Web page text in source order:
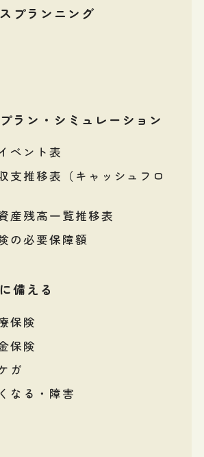
プランニング
ラン・シミュレーション
ベント表
支推移表（キャッシュフロ
産残高一覧推移表
の必要保障額
備える
保険
保険
ガ
なる・障害